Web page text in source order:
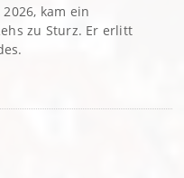
kam ein
zu Sturz. Er erlitt